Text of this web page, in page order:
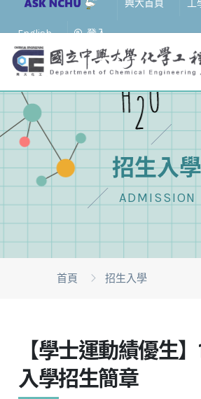
興大首頁
English 登入
招生入學
ADMISSION
首頁 招生入學
【學士運動績優生
入學招生簡章